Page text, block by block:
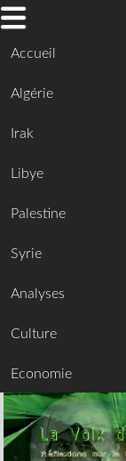
Accueil
Algérie
Irak
Libye
Palestine
Syrie
Analyses
Culture
Economie